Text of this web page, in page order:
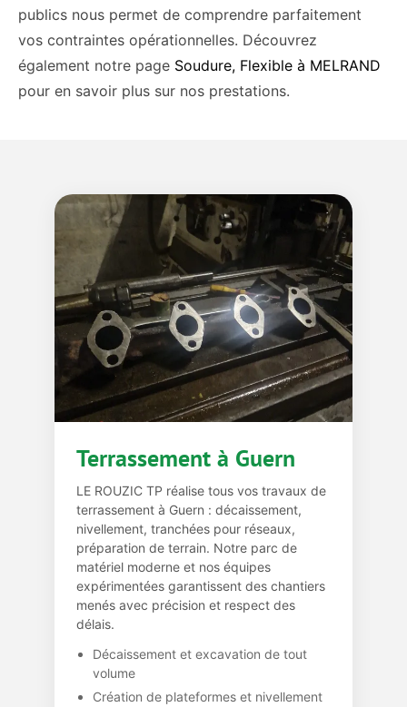
publics nous permet de comprendre parfaitement
vos contraintes opérationnelles. Découvrez
également notre page Soudure, Flexible à MELRAND
pour en savoir plus sur nos prestations.
Terrassement à Guern
LE ROUZIC TP réalise tous vos travaux de
terrassement à Guern : décaissement,
nivellement, tranchées pour réseaux,
préparation de terrain. Notre parc de
matériel moderne et nos équipes
expérimentées garantissent des chantiers
menés avec précision et respect des
délais.
Décaissement et excavation de tout
volume
Création de plateformes et nivellement